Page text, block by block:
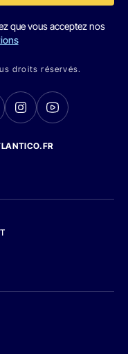
que vous acceptez nos
droits réservés.